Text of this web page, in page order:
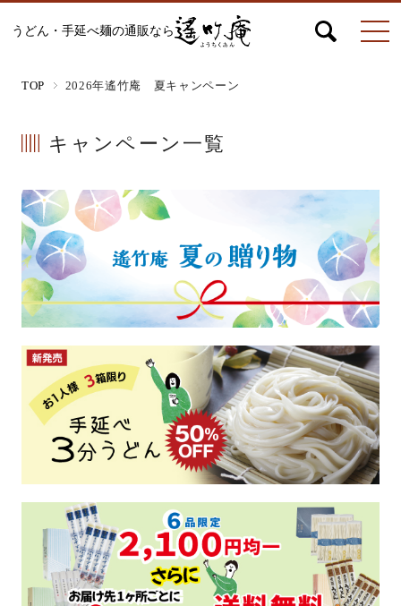
うどん・手延べ麺の通販なら
うどん
絹ひめ各種
そうめん
ひやむぎ
中華
TOP 2026年遙竹庵 夏キャンペーン
キャンペーン一覧